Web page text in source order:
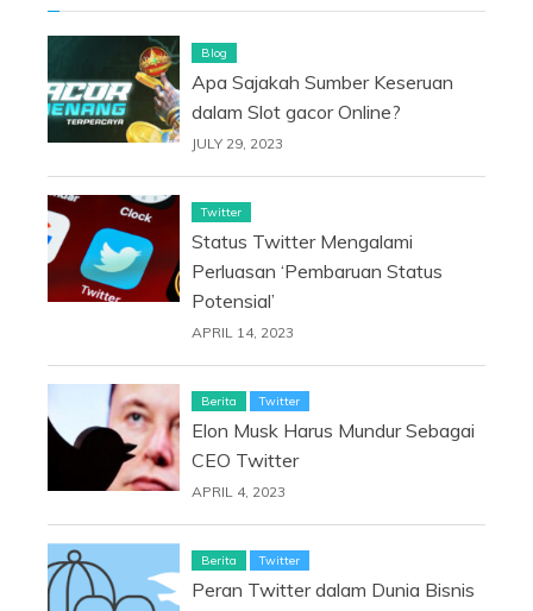
Blog
Apa Sajakah Sumber Keseruan
dalam Slot gacor Online?
JULY 29, 2023
Twitter
Status Twitter Mengalami
Perluasan ‘Pembaruan Status
Potensial’
APRIL 14, 2023
Berita Twitter
Elon Musk Harus Mundur Sebagai
CEO Twitter
APRIL 4, 2023
Berita Twitter
Peran Twitter dalam Dunia Bisnis